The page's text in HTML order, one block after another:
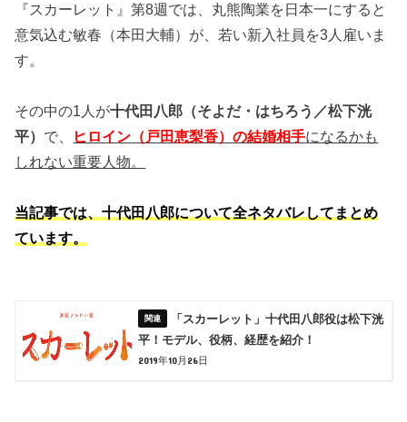
『スカーレット』第8週では、丸熊陶業を日本一にすると
意気込む敏春（本田大輔）が、若い新入社員を3人雇いま
す。
その中の1人が十代田八郎（そよだ・はちろう／松下洸
平） で、 ヒロイン（戸田恵梨香）の結婚相手になるかも
しれない重要人物。
当記事では、十代田八郎について全ネタバレしてまとめ
ています。
「スカーレット」十代田八郎役は松下洸
平！モデル、役柄、経歴を紹介！
2019年10月26日